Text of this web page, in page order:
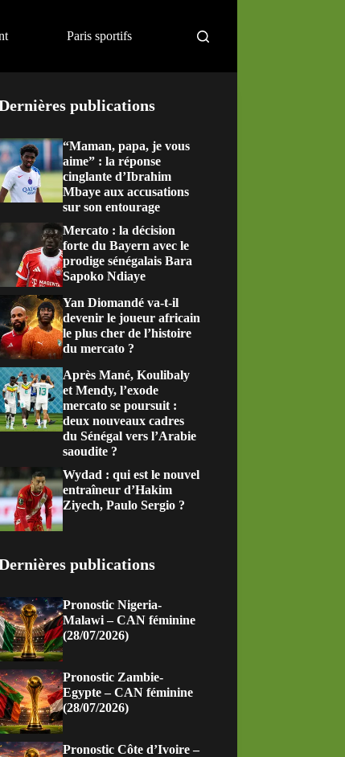
Paris sportifs
publications
“Maman, papa, je vous
aime” : la réponse
cinglante d’Ibrahim
Mbaye aux accusations
sur son entourage
Mercato : la décision
forte du Bayern avec le
prodige sénégalais Bara
Sapoko Ndiaye
Yan Diomandé va-t-il
devenir le joueur africain
le plus cher de l’histoire
du mercato ?
Après Mané, Koulibaly
et Mendy, l’exode
mercato se poursuit :
deux nouveaux cadres
du Sénégal vers l’Arabie
saoudite ?
Wydad : qui est le nouvel
entraîneur d’Hakim
Ziyech, Paulo Sergio ?
publications
Pronostic Nigeria-
Malawi – CAN féminine
(28/07/2026)
Pronostic Zambie-
Egypte – CAN féminine
(28/07/2026)
Pronostic Côte d’Ivoire –